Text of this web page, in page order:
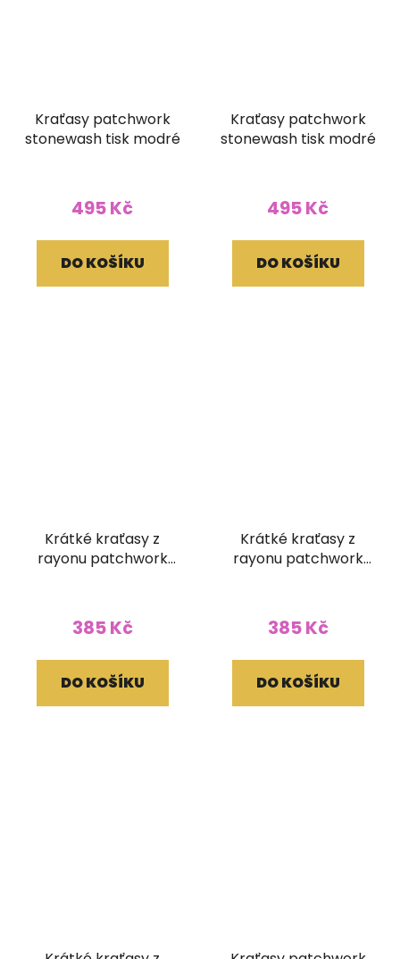
Kraťasy patchwork
stonewash tisk modré
495 Kč
DO KOŠÍKU
Kraťasy patchwork
stonewash tisk modré
495 Kč
DO KOŠÍKU
Krátké kraťasy z
rayonu patchwork
385 Kč
DO KOŠÍKU
Krátké kraťasy z
rayonu patchwork
385 Kč
DO KOŠÍKU